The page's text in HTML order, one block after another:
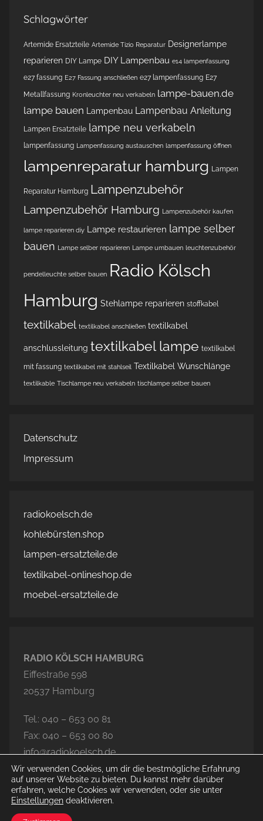
Schlagwörter
Artemide Ersatzteile Artemide Tizio Reparatur Designerlampe
reparieren DIY Lampe DIY Lampenbau e14 lampenfassung
e27 fassung E27 Fassung anschließen e27 lampenfassung E27
Metallfassung Kronleuchter neu verkabeln lampe-bauen.de
lampe bauen
Lampenbau Lampenbau Anleitung
Lampen Ersatzteile lampe neu verkabeln
lampenfassung Lampenfassung austauschen lampenfassung öffnen
lampenreparatur hamburg Lampen
Reparatur Hamburg Lampenzubehör
Lampenzubehör Hamburg Lampenzubehör kaufen
lampe reparieren diy Lampe restaurieren lampe selber
bauen Lampe selber reparieren Lampe umbauen leuchtenzubehör
pendelleuchte selber bauen Radio Kölsch
Hamburg Stehlampe reparieren stoffkabel
textilkabel textilkabel anschließen textilkabel
anschlussleitung textilkabel lampe textilkabel
mit fassung textilkabel mit stahlseil Textilkabel Wunschlänge
textilkable Tischlampe neu verkabeln tischlampe selber bauen
Datenschutz
Impressum
radiokoelsch.de
kohlebürsten.shop
lampen-ersatzteile.de
textilkabel-onlineshop.de
moebel-ersatzteile.de
RADIO KÖLSCH HAMBURG
Eiffestraße 598
20537 Hamburg
Tel.: 040 – 653 00 81
Fax: 040 – 653 00 80
info@radiokoelsch.de
Wir verwenden Cookies, um dir die bestmögliche Erfahrung
auf unserer Website zu bieten. Du kannst mehr darüber
erfahren, welche Cookies wir verwenden, oder sie unter
Einstellungen deaktivieren.